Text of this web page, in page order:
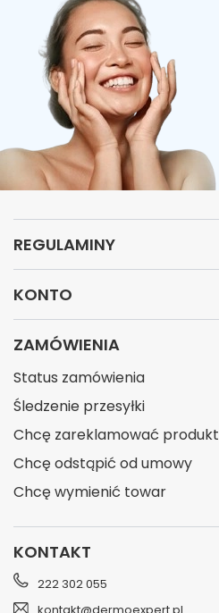
REGULAMINY
KONTO
ZAMÓWIENIA
Status zamówienia
Śledzenie przesyłki
Chcę zareklamować produkt
Chcę odstąpić od umowy
Chcę wymienić towar
KONTAKT
222 302 055